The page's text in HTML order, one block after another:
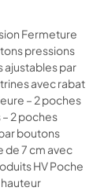
Fermeture
pressions
ajustables par
avec rabat
– 2 poches
2 poches
boutons
de 7 cm avec
HV Poche